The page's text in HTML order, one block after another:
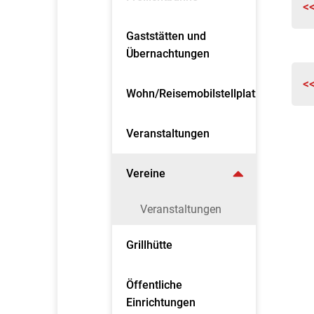
Gaststätten und
Übernachtungen
Wohn/Reisemobilstellplatz
Veranstaltungen
Vereine
Veranstaltungen
Grillhütte
Öffentliche
Einrichtungen